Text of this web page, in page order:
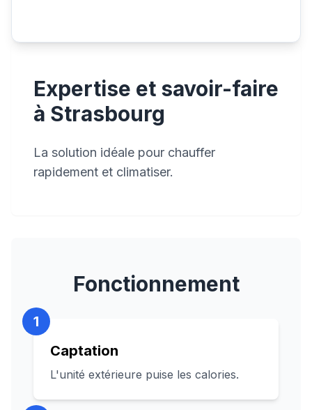
Expertise et savoir-faire
à Strasbourg
La solution idéale pour chauffer
rapidement et climatiser.
Fonctionnement
1
Captation
L'unité extérieure puise les calories.